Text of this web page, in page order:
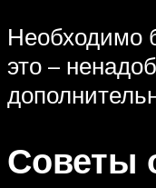
Необходимо
это –
Советы